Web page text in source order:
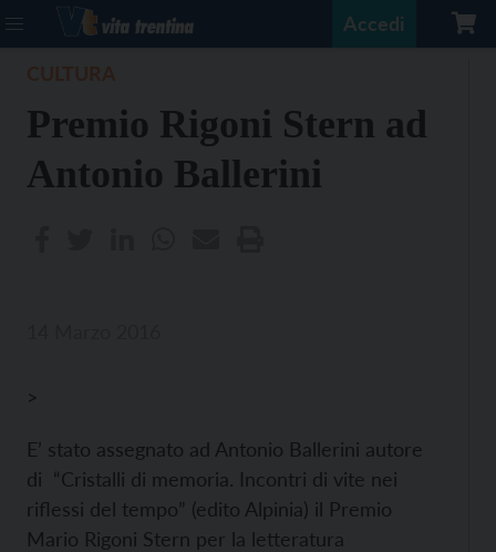
Accedi
Premio Rigoni Stern ad
Antonio Ballerini
>
E’ stato assegnato ad Antonio Ballerini autore
di “Cristalli di memoria. Incontri di vite nei
riflessi del tempo” (edito Alpinia) il Premio
Mario Rigoni Stern per la letteratura